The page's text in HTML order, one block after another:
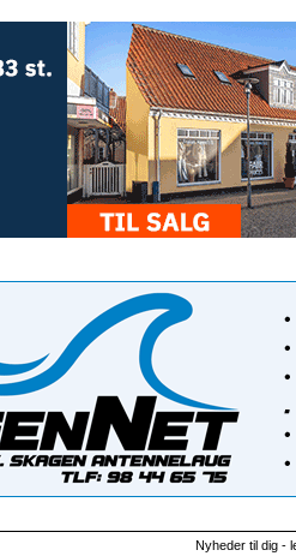
Nyheder til dig -